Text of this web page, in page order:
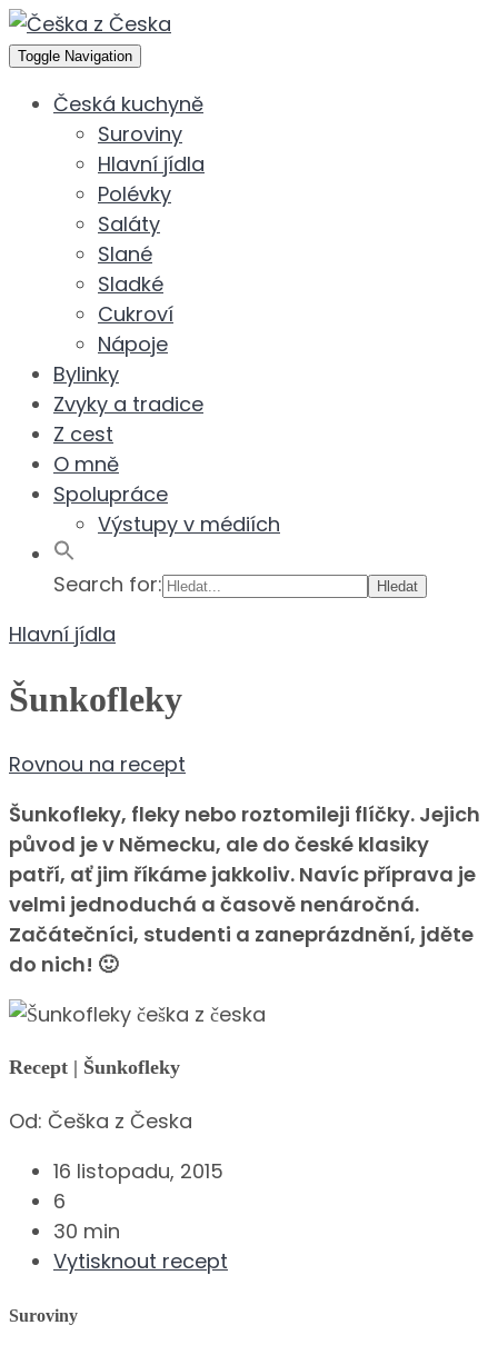
Toggle Navigation
Česká kuchyně
Suroviny
Hlavní jídla
Polévky
Saláty
Slané
Sladké
Cukroví
Nápoje
Bylinky
Zvyky a tradice
Z cest
O mně
Spolupráce
Výstupy v médiích
Search for:
Hlavní jídla
Šunkofleky
Rovnou na recept
Šunkofleky, fleky nebo roztomileji flíčky. Jejich
původ je v Německu, ale do české klasiky
patří, ať jim říkáme jakkoliv. Navíc příprava je
velmi jednoduchá a časově nenáročná.
Začátečníci, studenti a zaneprázdnění, jděte
do nich! 🙂
Recept | Šunkofleky
Od: Češka z Česka
16 listopadu, 2015
6
30 min
Vytisknout recept
Suroviny